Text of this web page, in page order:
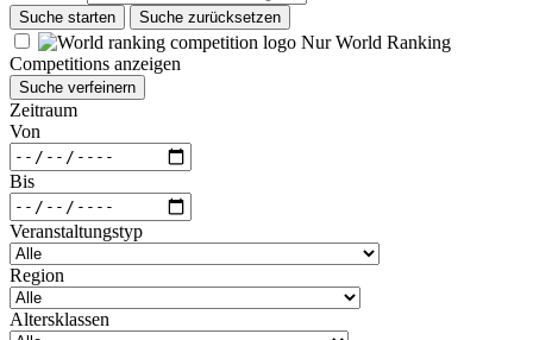
Suche starten Suche zurücksetzen
Nur World Ranking
Competitions anzeigen
Suche verfeinern
Zeitraum
Von
Bis
Veranstaltungstyp
Region
Altersklassen